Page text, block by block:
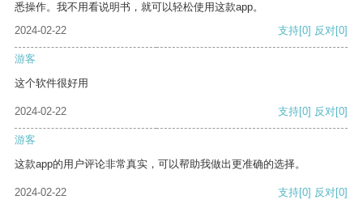
悉操作。我不用看说明书，就可以轻松使用这款app。
2024-02-22
支持[0] 反对[0]
游客
这个软件很好用
2024-02-22 支持[0] 反对[0]
游客
这款app的用户评论非常真实，可以帮助我做出更准确的选择。
2024-02-22 支持[0] 反对[0]